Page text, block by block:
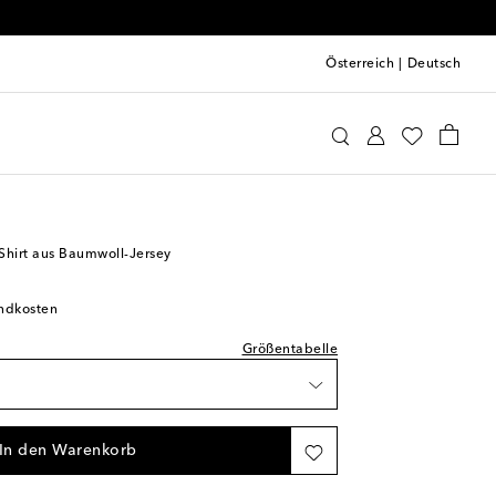
Österreich Deutsch
aus Baumwoll-Jersey
Größentabelle
In den Warenkorb